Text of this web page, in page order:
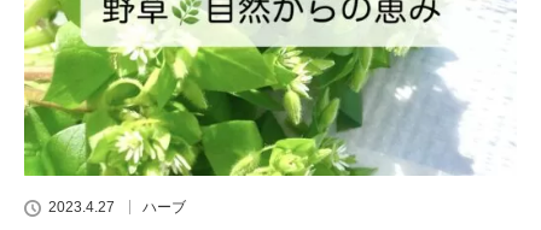
2023.4.27 ハーブ